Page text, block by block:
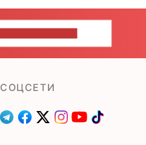
CОЦСЕТИ